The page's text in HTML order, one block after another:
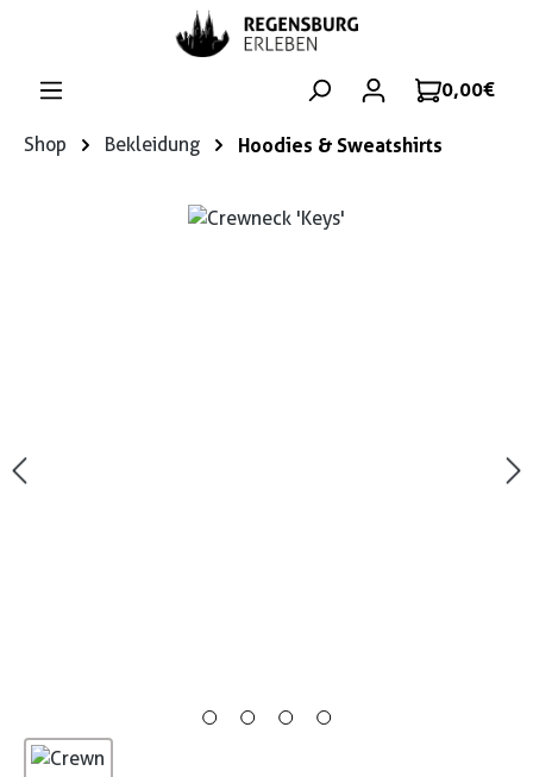
Zum Hauptinhalt springen
0,00 €
Shop Bekleidung Hoodies & Sweatshirts
Bildergalerie überspringen